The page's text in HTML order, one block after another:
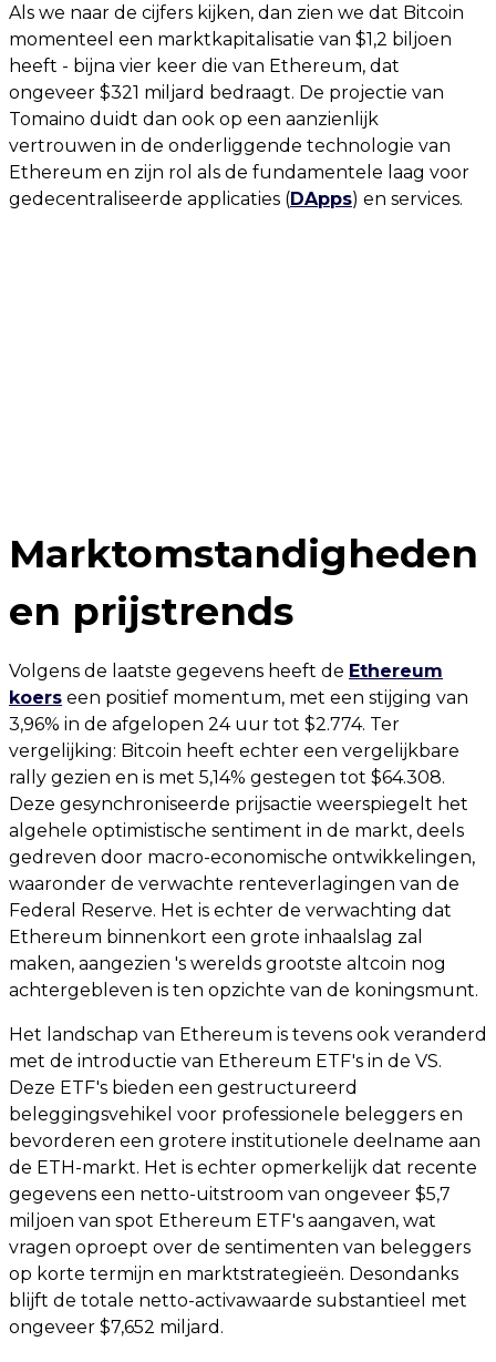
Als we naar de cijfers kijken, dan zien we dat Bitcoin
momenteel een marktkapitalisatie van $1,2 biljoen
heeft - bijna vier keer die van Ethereum, dat
ongeveer $321 miljard bedraagt. De projectie van
Tomaino duidt dan ook op een aanzienlijk
vertrouwen in de onderliggende technologie van
Ethereum en zijn rol als de fundamentele laag voor
gedecentraliseerde applicaties (DApps) en services.
Marktomstandigheden
en prijstrends
Volgens de laatste gegevens heeft de Ethereum
koers een ​​positief momentum, met een stijging van
3,96% in de afgelopen 24 uur tot $2.774. Ter
vergelijking: Bitcoin heeft echter een vergelijkbare
rally gezien en is met 5,14% gestegen tot $64.308.
Deze gesynchroniseerde prijsactie weerspiegelt het
algehele optimistische sentiment in de markt, deels
gedreven door macro-economische ontwikkelingen,
waaronder de verwachte renteverlagingen van de
Federal Reserve. Het is echter de verwachting dat
Ethereum binnenkort een grote inhaalslag zal
maken, aangezien 's werelds grootste altcoin nog
achtergebleven is ten opzichte van de koningsmunt.
Het landschap van Ethereum is tevens ook veranderd
met de introductie van Ethereum ETF's in de VS.
Deze ETF's bieden een gestructureerd
beleggingsvehikel voor professionele beleggers en
bevorderen een grotere institutionele deelname aan
de ETH-markt. Het is echter opmerkelijk dat recente
gegevens een netto-uitstroom van ongeveer $5,7
miljoen van spot Ethereum ETF's aangaven, wat
vragen oproept over de sentimenten van beleggers
op korte termijn en marktstrategieën. Desondanks
blijft de totale netto-activawaarde substantieel met
ongeveer $7,652 miljard.